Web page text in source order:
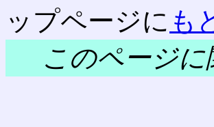
ップページに も
このページ